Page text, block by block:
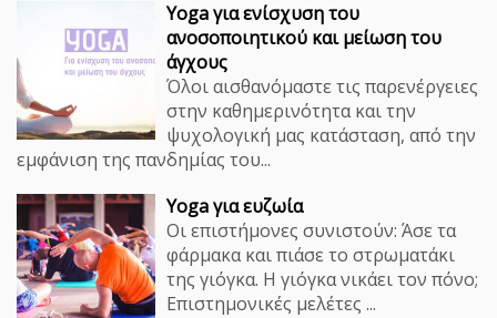
Yoga για ενίσχυση του
ανοσοποιητικού και μείωση του
άγχους
Όλοι αισθανόμαστε τις παρενέργειες
στην καθημερινότητα και την
ψυχολογική μας κατάσταση, από την
εμφάνιση της πανδημίας του...
Yoga για ευζωία
Οι επιστήμονες συνιστούν: Άσε τα
φάρμακα και πιάσε το στρωματάκι
της γιόγκα. Η γιόγκα νικάει τον πόνο;
Επιστημονικές μελέτες ...